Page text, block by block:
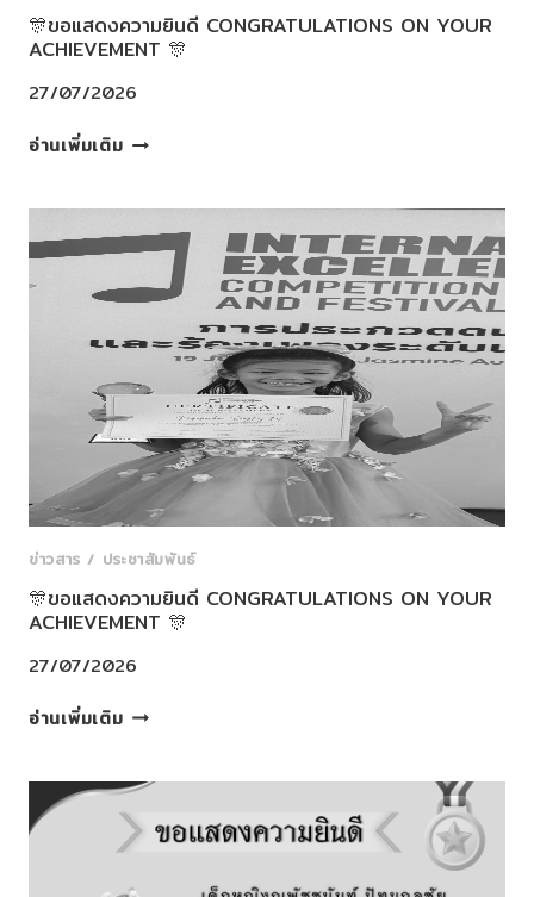
จาก
หลักสูตร
LA
BALLET
2569
🎊ขอแสดงความยินดี CONGRATULATIONS ON YOUR
ACHIEVEMENT 🎊
27/07/2026
อ่านเพิ่มเติม🎊
ยินดี
CONGRATULATIONS
ON
ACHIEVEMENT
🎊
ข่าวสาร / ประชาสัมพันธ์
🎊ขอแสดงความยินดี CONGRATULATIONS ON YOUR
ACHIEVEMENT 🎊
27/07/2026
อ่านเพิ่มเติม🎊
ความ
ยินดี
CONGRATULATIONS